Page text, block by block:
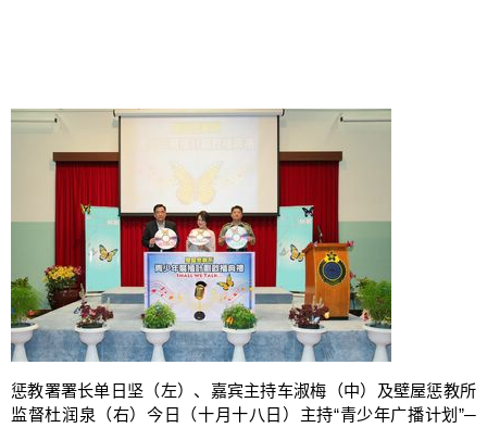
惩教署署长单日坚（左）、嘉宾主持车淑梅（中）及壁屋惩教所
监督杜润泉（右）今日（十月十八日）主持“青少年广播计划”─